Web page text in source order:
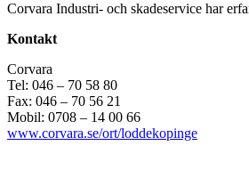
Corvara Industri- och skadeservice har
Kontakt
Corvara
Tel: 046 – 70 58 80
Fax: 046 – 70 56 21
Mobil: 0708 – 14 00 66
www.corvara.se/ort/loddekopinge